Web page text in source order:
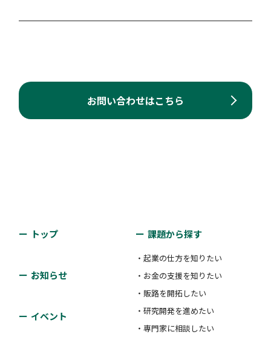
お問い合わせはこちら
トップ
お知らせ
イベント
課題から探す
・起業の仕方を知りたい
・お金の支援を知りたい
・販路を開拓したい
・研究開発を進めたい
・専門家に相談したい